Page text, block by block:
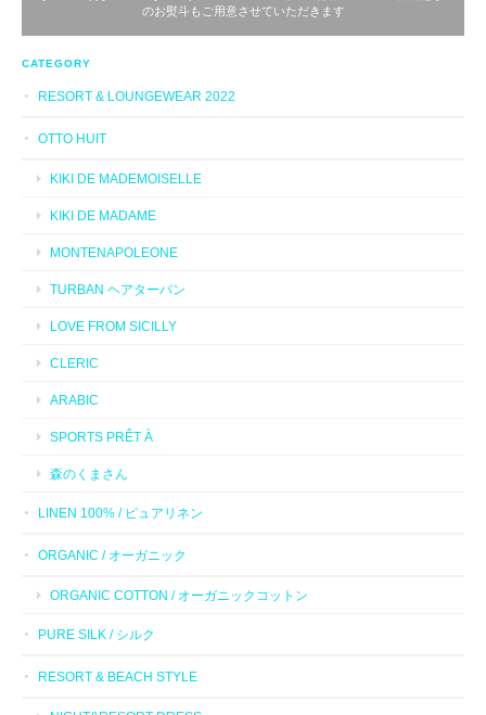
のお熨斗もご用意させていただきます
CATEGORY
RESORT & LOUNGEWEAR 2022
OTTO HUIT
KIKI DE MADEMOISELLE
KIKI DE MADAME
MONTENAPOLEONE
TURBAN ヘアターバン
LOVE FROM SICILLY
CLERIC
ARABIC
SPORTS PRÊT À
森のくまさん
LINEN 100% / ピュアリネン
ORGANIC / オーガニック
ORGANIC COTTON / オーガニックコットン
PURE SILK / シルク
RESORT & BEACH STYLE